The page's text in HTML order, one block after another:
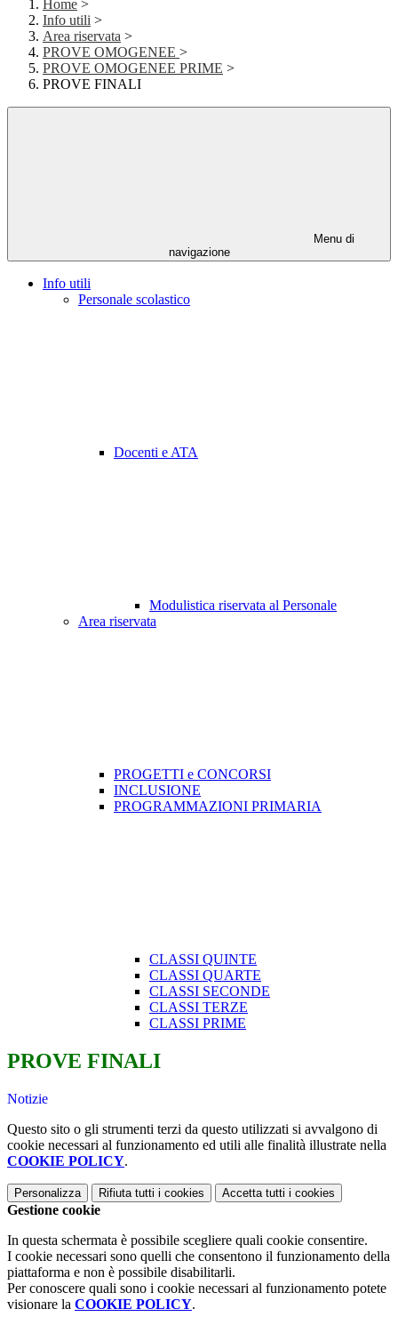
Home >
Info utili >
Area riservata >
PROVE OMOGENEE >
PROVE OMOGENEE PRIME >
PROVE FINALI
Menu di
navigazione
Info utili
Personale scolastico
Docenti e ATA
Modulistica riservata al Personale
Area riservata
PROGETTI e CONCORSI
INCLUSIONE
PROGRAMMAZIONI PRIMARIA
CLASSI QUINTE
CLASSI QUARTE
CLASSI SECONDE
CLASSI TERZE
CLASSI PRIME
PROVE FINALI
Notizie
Questo sito o gli strumenti terzi da questo utilizzati si avvalgono di
cookie necessari al funzionamento ed utili alle finalità illustrate nella
COOKIE POLICY.
Personalizza Rifiuta tutti i cookies Accetta tutti i cookies
Gestione cookie
In questa schermata è possibile scegliere quali cookie consentire.
I cookie necessari sono quelli che consentono il funzionamento della
piattaforma e non è possibile disabilitarli.
Per conoscere quali sono i cookie necessari al funzionamento potete
visionare la COOKIE POLICY.